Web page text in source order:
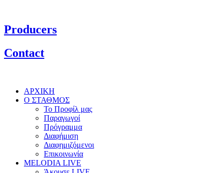
Producers
Contact
ΑΡΧΙΚΗ
Ο ΣΤΑΘΜΟΣ
Το Προφίλ μας
Παραγωγοί
Πρόγραμμα
Διαφήμιση
Διαφημιζόμενοι
Επικοινωνία
MELODIA LIVE